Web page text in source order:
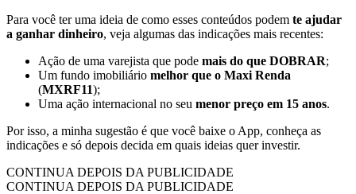
Para você ter uma ideia de como esses conteúdos podem te ajudar
a ganhar dinheiro, veja algumas das indicações mais recentes:
Ação de uma varejista que pode mais do que DOBRAR;
Um fundo imobiliário melhor que o Maxi Renda
(MXRF11);
Uma ação internacional no seu menor preço em 15 anos.
Por isso, a minha sugestão é que você baixe o App, conheça as
indicações e só depois decida em quais ideias quer investir.
CONTINUA DEPOIS DA PUBLICIDADE
CONTINUA DEPOIS DA PUBLICIDADE